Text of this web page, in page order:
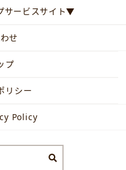
サービスサイト▼
せ
プ
リシー
Policy